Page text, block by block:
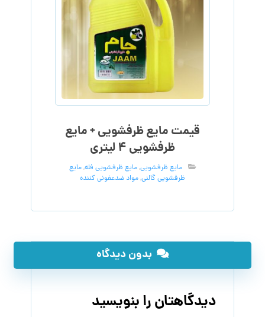
قیمت مایع ظرفشویی + مایع
ظرفشویی ۴ لیتری
مایع ظرفشویی,مایع ظرفشویی فله,مایع
ظرفشویی گالنی,مواد ضدعفونی کننده
بدون دیدگاه
دیدگاهتان را بنویسید